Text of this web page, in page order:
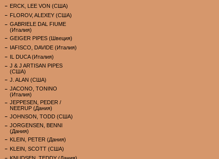
ERCK, LEE VON (США)
FLOROV, ALEXEY (США)
GABRIELE DAL FIUME
(Италия)
GEIGER PIPES (Швеция)
IAFISCO, DAVIDE (Италия)
IL DUCA (Италия)
J & J ARTISAN PIPES
(США)
J. ALAN (США)
JACONO, TONINO
(Италия)
JEPPESEN, PEDER /
NEERUP (Дания)
JOHNSON, TODD (США)
JORGENSEN, BENNI
(Дания)
KLEIN, PETER (Дания)
KLEIN, SCOTT (США)